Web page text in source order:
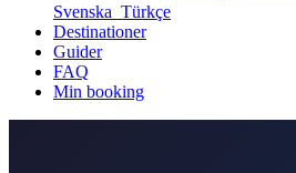
Svenska Türkçe
Destinationer
Guider
FAQ
Min booking